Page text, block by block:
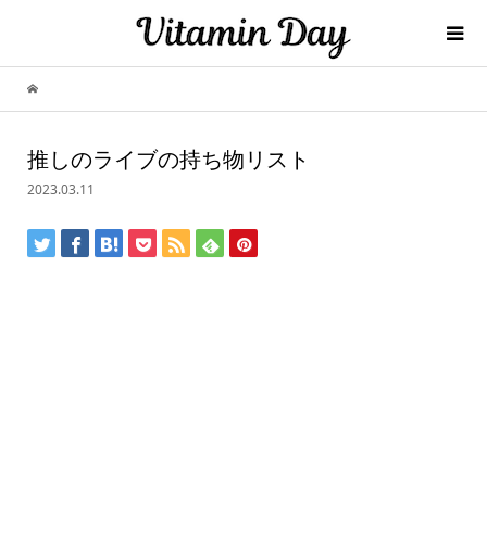
推しのライブの持ち物リスト
2023.03.11